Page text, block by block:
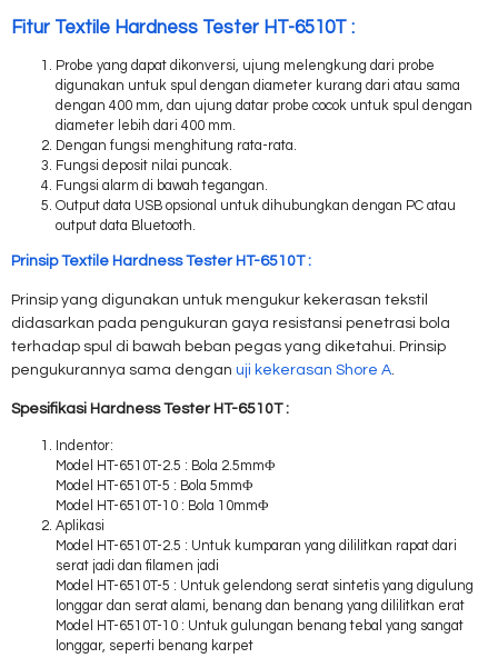
Fitur Textile Hardness Tester HT-6510T :
Probe yang dapat dikonversi, ujung melengkung dari probe
digunakan untuk spul dengan diameter kurang dari atau sama
dengan 400 mm, dan ujung datar probe cocok untuk spul dengan
diameter lebih dari 400 mm.
Dengan fungsi menghitung rata-rata.
Fungsi deposit nilai puncak.
Fungsi alarm di bawah tegangan.
Output data USB opsional untuk dihubungkan dengan PC atau
output data Bluetooth.
Prinsip Textile Hardness Tester HT-6510T :
Prinsip yang digunakan untuk mengukur kekerasan tekstil
didasarkan pada pengukuran gaya resistansi penetrasi bola
terhadap spul di bawah beban pegas yang diketahui. Prinsip
pengukurannya sama dengan uji kekerasan Shore A.
Spesifikasi Hardness Tester HT-6510T :
Indentor:
Model HT-6510T-2.5 : Bola 2.5mmΦ
Model HT-6510T-5 : Bola 5mmΦ
Model HT-6510T-10 : Bola 10mmΦ
Aplikasi
Model HT-6510T-2.5 : Untuk kumparan yang dililitkan rapat dari
serat jadi dan filamen jadi
Model HT-6510T-5 : Untuk gelendong serat sintetis yang digulung
longgar dan serat alami, benang dan benang yang dililitkan erat
Model HT-6510T-10 : Untuk gulungan benang tebal yang sangat
longgar, seperti benang karpet